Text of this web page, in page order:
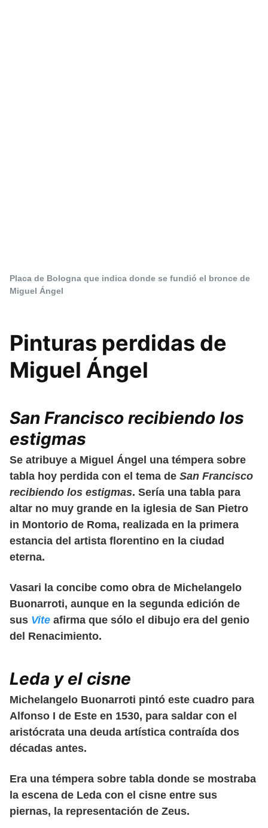
Placa de Bologna que indica donde se fundió el bronce de
Miguel Ángel
Pinturas perdidas de
Miguel Ángel
San Francisco recibiendo los
estigmas
Se atribuye a Miguel Ángel una témpera sobre
tabla hoy perdida con el tema de San Francisco
recibiendo los estigmas. Sería una tabla para
altar no muy grande en la iglesia de San Pietro
in Montorio de Roma, realizada en la primera
estancia del artista florentino en la ciudad
eterna.
Vasari la concibe como obra de Michelangelo
Buonarroti, aunque en la segunda edición de
sus Vite afirma que sólo el dibujo era del genio
del Renacimiento.
Leda y el cisne
Michelangelo Buonarroti pintó este cuadro para
Alfonso I de Este en 1530, para saldar con el
aristócrata una deuda artística contraída dos
décadas antes.
Era una témpera sobre tabla donde se mostraba
la escena de Leda con el cisne entre sus
piernas, la representación de Zeus.